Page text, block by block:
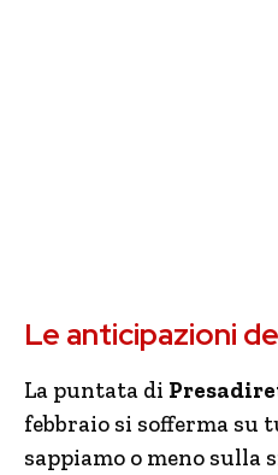
Le anticipazioni
La puntata di
febbraio si sofferma su
sappiamo o meno sulla